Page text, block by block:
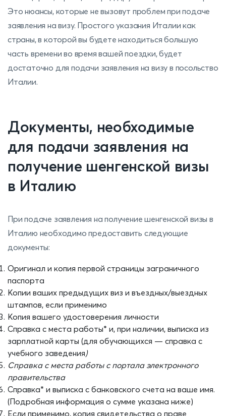
Это нюансы, которые не вызовут проблем при подаче
заявления на визу. Простого указания Италии как
страны, в которой вы будете находиться большую
часть времени во время вашей поездки, будет
достаточно для подачи заявления на визу в посольство
Италии.
Документы, необходимые
для подачи заявления на
получение шенгенской визы
в Италию
При подаче заявления на получение шенгенской визы в
Италию необходимо предоставить следующие
документы:
Оригинал и копия первой страницы заграничного
паспорта
Копии ваших предыдущих виз и въездных/выездных
штампов, если применимо
Копия вашего удостоверения личности
Справка с места работы* и, при наличии, выписка из
зарплатной карты (для обучающихся — справка с
учебного заведения)
Справка с места работы с портала электронного
правительства
Справка* и выписка с банковского счета на ваше имя.
(Подробная информация о сумме указана ниже)
Если применимо, копия свидетельства о праве